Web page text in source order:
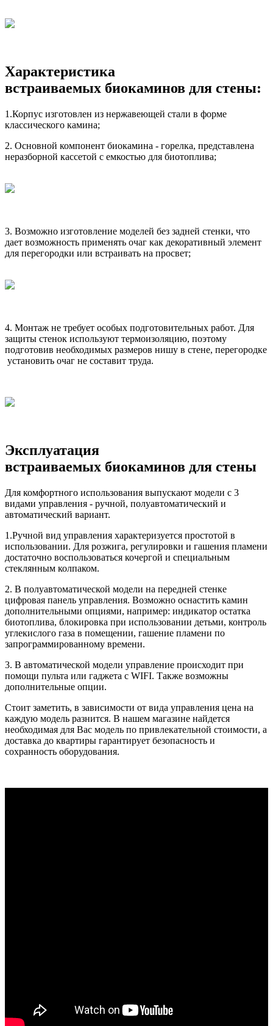
Характеристика
встраиваемых биокаминов для стены:
1.Корпус изготовлен из нержавеющей стали в форме
классического камина;
2. Основной компонент биокамина - горелка, представлена
неразборной кассетой с емкостью для биотоплива;
3. Возможно изготовление моделей без задней стенки, что
дает возможность применять очаг как декоративный элемент
для перегородки или встраивать на просвет;
4. Монтаж не требует особых подготовительных работ. Для
защиты стенок используют термоизоляцию, поэтому
подготовив необходимых размеров нишу в стене, перегородке
установить очаг не составит труда.
Эксплуатация
встраиваемых биокаминов для стены
Для комфортного использования выпускают модели с 3
видами управления - ручной, полуавтоматический и
автоматический вариант.
1.Ручной вид управления характеризуется простотой в
использовании. Для розжига, регулировки и гашения пламени
достаточно воспользоваться кочергой и специальным
стеклянным колпаком.
2. В полуавтоматической модели на передней стенке
цифровая панель управления. Возможно оснастить камин
дополнительными опциями, например: индикатор остатка
биотоплива, блокировка при использовании детьми, контроль
углекислого газа в помещении, гашение пламени по
запрограммированному времени.
3. В автоматической модели управление происходит при
помощи пульта или гаджета с WIFI. Также возможны
дополнительные опции.
Стоит заметить, в зависимости от вида управления цена на
каждую модель разнится. В нашем магазине найдется
необходимая для Вас модель по привлекательной стоимости, а
доставка до квартиры гарантирует безопасность и
сохранность оборудования.